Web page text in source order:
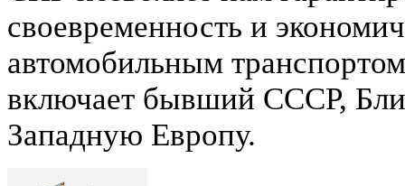
своевременность и
автомобильным
включает бывший СССР,
Западную Европу.